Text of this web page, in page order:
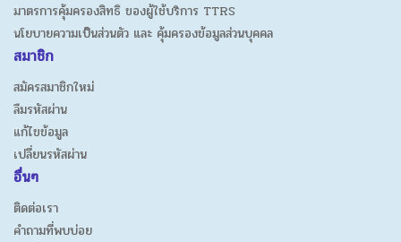
มาตรการคุ้มครองสิทธิ ของผู้ใช้บริการ TTRS
นโยบายความเป็นส่วนตัว และ คุ้มครองข้อมูลส่วนบุคคล
สมาชิก
สมัครสมาชิกใหม่
ลืมรหัสผ่าน
แก้ไขข้อมูล
เปลี่ยนรหัสผ่าน
อื่นๆ
ติดต่อเรา
คำถามที่พบบ่อย